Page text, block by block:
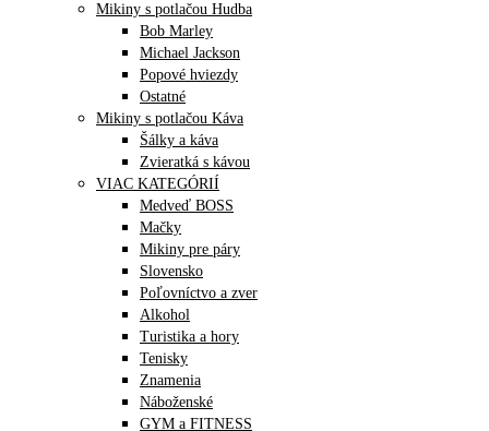
Mikiny s potlačou Hudba
Bob Marley
Michael Jackson
Popové hviezdy
Ostatné
Mikiny s potlačou Káva
Šálky a káva
Zvieratká s kávou
VIAC KATEGÓRIÍ
Medveď BOSS
Mačky
Mikiny pre páry
Slovensko
Poľovníctvo a zver
Alkohol
Turistika a hory
Tenisky
Znamenia
Náboženské
GYM a FITNESS